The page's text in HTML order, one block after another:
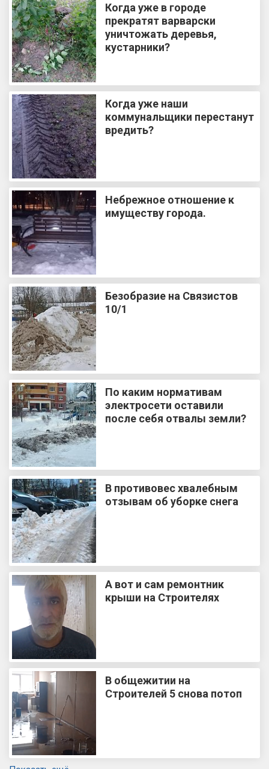
Когда уже в городе
прекратят варварски
уничтожать деревья,
кустарники?
Когда уже наши
коммунальщики перестанут
вредить?
Небрежное отношение к
имуществу города.
Безобразие на Связистов
10/1
По каким нормативам
электросети оставили
после себя отвалы земли?
В противовес хвалебным
отзывам об уборке снега
А вот и сам ремонтник
крыши на Строителях
В общежитии на
Строителей 5 снова потоп